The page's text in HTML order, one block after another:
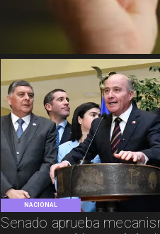
NACIONAL
Senado aprueba